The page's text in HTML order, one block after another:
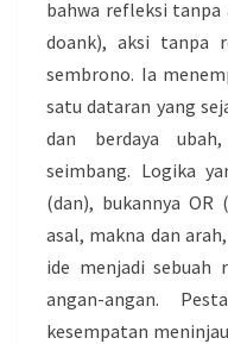
bahwa refleksi tanpa
doank), aksi tanpa
sembrono. Ia
satu dataran yang
dan berdaya
seimbang. Logika
(dan), bukannya OR
asal, makna dan
ide menjadi sebuah
angan-angan.
kesempatan